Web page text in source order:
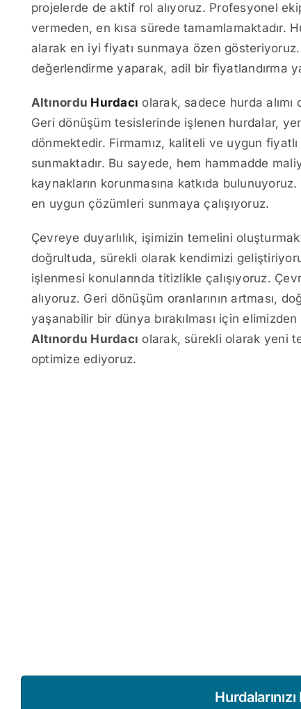
projelerde de aktif rol alıyoruz. Profesyonel
vermeden, en kısa sürede tamamlamaktadır.
alarak en iyi fiyatı sunmaya özen
değerlendirme yaparak, adil bir fiyatlandırma
Altınordu Hurdacı olarak, sadece hurda alımı
Geri dönüşüm tesislerinde işlenen hurdalar,
dönmektedir. Firmamız, kaliteli ve uygun
sunmaktadır. Bu sayede, hem hammadde
kaynakların korunmasına katkıda
en uygun çözümleri sunmaya çalışıyoruz.
Çevreye duyarlılık, işimizin temelini
doğrultuda, sürekli olarak kendimizi
işlenmesi konularında titizlikle çalışıyoruz.
alıyoruz. Geri dönüşüm oranlarının artması,
yaşanabilir bir dünya bırakılması için
Altınordu Hurdacı olarak, sürekli olarak yeni
optimize ediyoruz.